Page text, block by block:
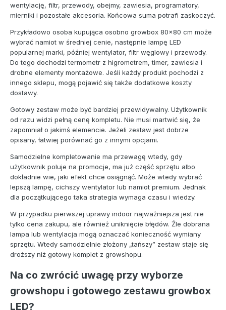
wentylację, filtr, przewody, obejmy, zawiesia, programatory,
mierniki i pozostałe akcesoria. Końcowa suma potrafi zaskoczyć.
Przykładowo osoba kupująca osobno growbox 80x80 cm może
wybrać namiot w średniej cenie, następnie lampę LED
popularnej marki, później wentylator, filtr węglowy i przewody.
Do tego dochodzi termometr z higrometrem, timer, zawiesia i
drobne elementy montażowe. Jeśli każdy produkt pochodzi z
innego sklepu, mogą pojawić się także dodatkowe koszty
dostawy.
Gotowy zestaw może być bardziej przewidywalny. Użytkownik
od razu widzi pełną cenę kompletu. Nie musi martwić się, że
zapomniał o jakimś elemencie. Jeżeli zestaw jest dobrze
opisany, łatwiej porównać go z innymi opcjami.
Samodzielne kompletowanie ma przewagę wtedy, gdy
użytkownik poluje na promocje, ma już część sprzętu albo
dokładnie wie, jaki efekt chce osiągnąć. Może wtedy wybrać
lepszą lampę, cichszy wentylator lub namiot premium. Jednak
dla początkującego taka strategia wymaga czasu i wiedzy.
W przypadku pierwszej uprawy indoor najważniejsza jest nie
tylko cena zakupu, ale również uniknięcie błędów. Źle dobrana
lampa lub wentylacja mogą oznaczać konieczność wymiany
sprzętu. Wtedy samodzielnie złożony „tańszy” zestaw staje się
droższy niż gotowy komplet z growshopu.
Na co zwrócić uwagę przy wyborze
growshopu i gotowego zestawu growbox
LED?